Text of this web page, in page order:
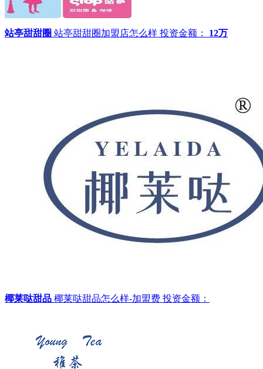
站亭甜甜圈 站亭甜甜圈加盟店怎么样 投资金额： 12万
椰莱哒甜品 椰莱哒甜品怎么样-加盟费 投资金额：